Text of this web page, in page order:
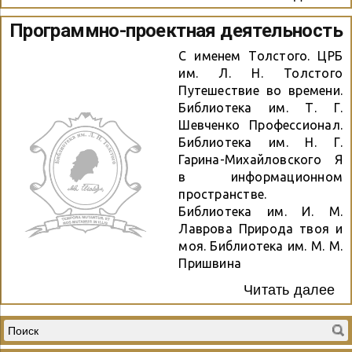
гений воздушного боя
День библиографии
«Новосибирск на карте
страны» «Мы имеем
право», познавательно-
игровая программа для
детей 8-10 лет
Государственные
символы России
«Семейное чтение...
Программно-проектная деятельность
С именем Толстого. ЦРБ
им. Л. Н. Толстого
Путешествие во времени.
Библиотека им. Т. Г.
Шевченко Профессионал.
Библиотека им. Н. Г.
Гарина-Михайловского Я
в информационном
пространстве.
Библиотека им. И. М.
Лаврова Природа твоя и
моя. Библиотека им. М. М.
Пришвина
Читать далее